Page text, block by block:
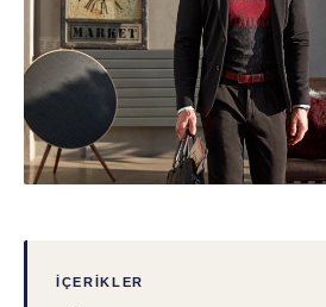
İÇERIKLER